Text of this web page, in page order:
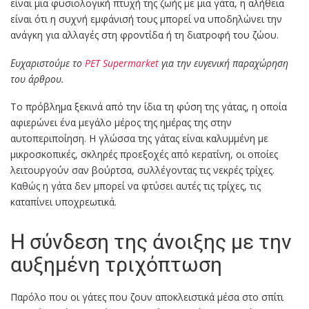
είναι μια φυσιολογική πτυχή της ζωής με μια γάτα, η αλήθεια
είναι ότι η συχνή εμφάνισή τους μπορεί να υποδηλώνει την
ανάγκη για αλλαγές στη φροντίδα ή τη διατροφή του ζώου.
Ευχαριστούμε το PET Supermarket για την ευγενική παραχώρηση
του άρθρου.
Το πρόβλημα ξεκινά από την ίδια τη φύση της γάτας, η οποία
αφιερώνει ένα μεγάλο μέρος της ημέρας της στην
αυτοπεριποίηση. Η γλώσσα της γάτας είναι καλυμμένη με
μικροσκοπικές, σκληρές προεξοχές από κερατίνη, οι οποίες
λειτουργούν σαν βούρτσα, συλλέγοντας τις νεκρές τρίχες.
Καθώς η γάτα δεν μπορεί να φτύσει αυτές τις τρίχες, τις
καταπίνει υποχρεωτικά.
Η σύνδεση της άνοιξης με την
αυξημένη τριχόπτωση
Παρόλο που οι γάτες που ζουν αποκλειστικά μέσα στο σπίτι